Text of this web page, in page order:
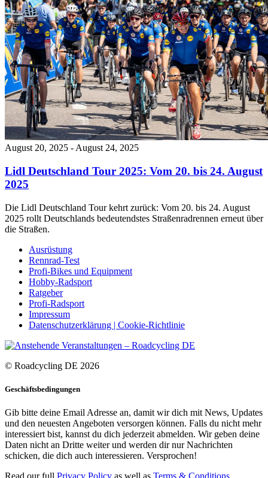
August 20, 2025 - August 24, 2025
Lidl Deutschland Tour 2025: Vom 20. bis 24. August
2025
Die Lidl Deutschland Tour kehrt zurück: Vom 20. bis 24. August
2025 rollt Deutschlands bedeutendstes Straßenradrennen erneut über
die Straßen.
Ausrüstung
Rennrad-Test
Profi-Bikes und Equipment
Hobby-Radsport
Ratgeber
Profi-Radsport
Impressum
Datenschutzerklärung | Cookie-Richtlinie
© Roadcycling DE 2026
Geschäftsbedingungen
Gib bitte deine Email Adresse an, damit wir dich mit News, Updates
und den neuesten Angeboten versorgen können. Falls du nicht mehr
interessiert bist, kannst du dich jederzeit abmelden. Wir geben deine
Daten nicht an Dritte weiter und werden dir nur Nachrichten
schicken, die dich auch interessieren. Versprochen!